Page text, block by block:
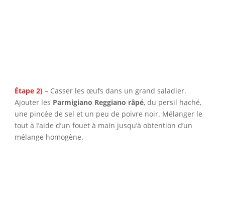
Étape 2)– Casser les œufs dans un grand saladier.
Ajouter les Parmigiano Reggiano râpé, du persil haché,
une pincée de sel et un peu de poivre noir. Mélanger le
tout à l’aide d’un fouet à main jusqu’à obtention d’un
mélange homogène.